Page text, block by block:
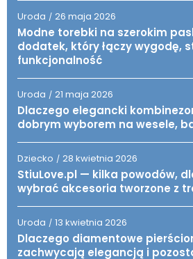
Uroda / 26 maja 2026
Modne torebki na szerokim
dodatek, który łączy wygodę,
funkcjonalność
Uroda / 21 maja 2026
Dlaczego elegancki
dobrym wyborem na wesele,
Dziecko / 28 kwietnia 2026
StiuLove.pl — kilka powodów,
wybrać akcesoria tworzone z
Uroda / 13 kwietnia 2026
Dlaczego diamentowe
zachwycają elegancją i